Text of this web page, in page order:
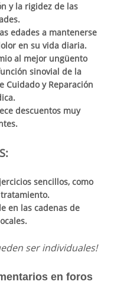
y la rigidez de las
edades a mantenerse
en su vida diaria.
al mejor ungüento
sinovial de la
Cuidado y Reparación
descuentos muy
sencillos, como
en las cadenas de
ser individuales!
en foros